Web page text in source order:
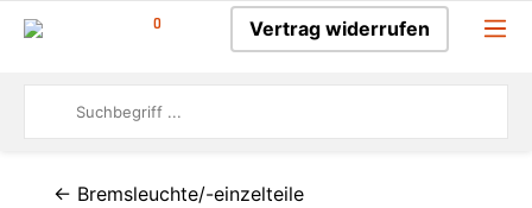
0 Vertrag widerrufen
← Bremsleuchte/-einzelteile